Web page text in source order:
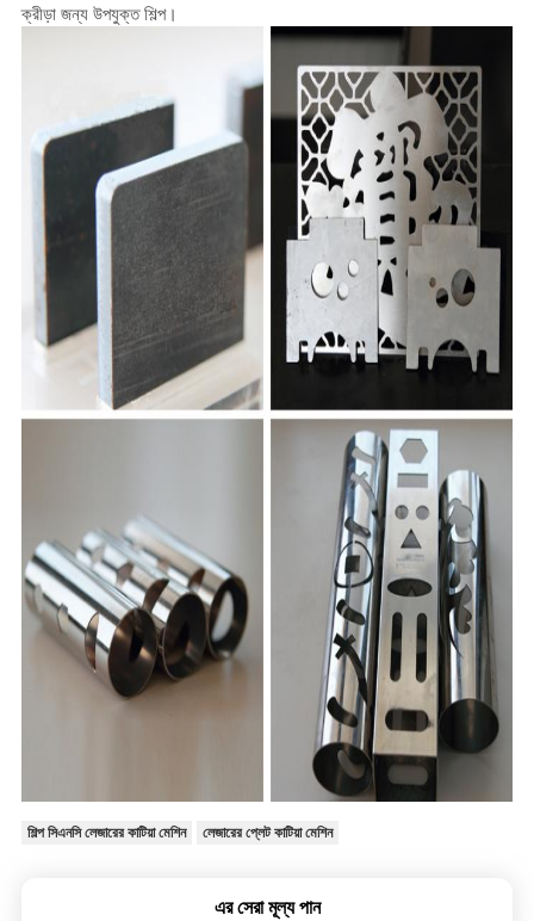
ক্রীড়া জন্য উপযুক্ত শিল্প।
শিল্প সিএনসি লেজারের কাটিয়া মেশিন লেজারের প্লেট কাটিয়া মেশিন
এর সেরা মূল্য পান